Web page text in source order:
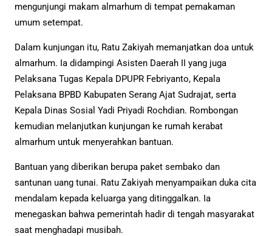
mengunjungi makam almarhum di tempat pemakaman
umum setempat.
Dalam kunjungan itu, Ratu Zakiyah memanjatkan doa untuk
almarhum. Ia didampingi Asisten Daerah II yang juga
Pelaksana Tugas Kepala DPUPR Febriyanto, Kepala
Pelaksana BPBD Kabupaten Serang Ajat Sudrajat, serta
Kepala Dinas Sosial Yadi Priyadi Rochdian. Rombongan
kemudian melanjutkan kunjungan ke rumah kerabat
almarhum untuk menyerahkan bantuan.
Bantuan yang diberikan berupa paket sembako dan
santunan uang tunai. Ratu Zakiyah menyampaikan duka cita
mendalam kepada keluarga yang ditinggalkan. Ia
menegaskan bahwa pemerintah hadir di tengah masyarakat
saat menghadapi musibah.